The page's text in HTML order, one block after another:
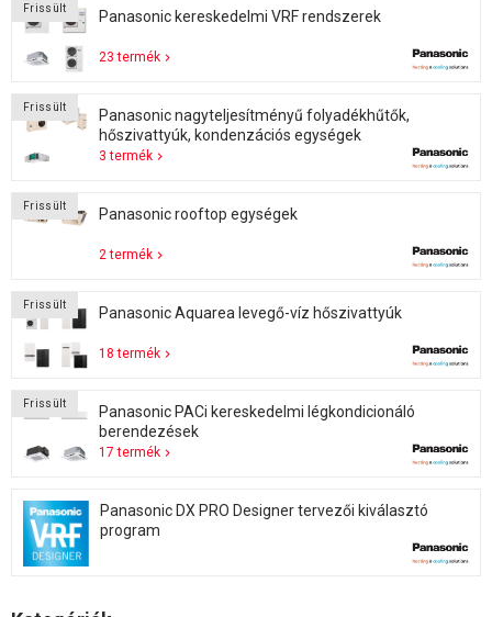
Frissült Panasonic kereskedelmi VRF rendszerek
23 termék
Frissült
Panasonic nagyteljesítményű folyadékhűtők,
hőszivattyúk, kondenzációs egységek
3 termék
Frissült Panasonic rooftop egységek
2 termék
Frissült Panasonic Aquarea levegő-víz hőszivattyúk
18 termék
Frissült
Panasonic PACi kereskedelmi légkondicionáló
berendezések
17 termék
Panasonic DX PRO Designer tervezői kiválasztó
program